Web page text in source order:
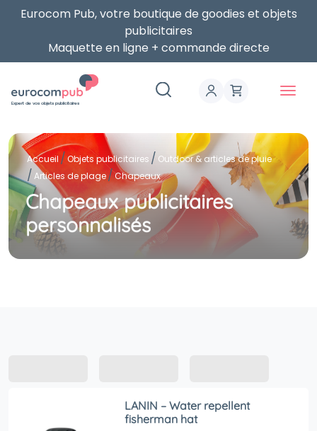
Eurocom Pub, votre boutique de goodies et objets
publicitaires
Maquette en ligne + commande directe
Expert de vos objets publicitaires
Accueil Objets publicitaires
Outdoor & articles de pluie
Articles de plage
Chapeaux
Chapeaux publicitaires
personnalisés
LANIN – Water repellent
fisherman hat